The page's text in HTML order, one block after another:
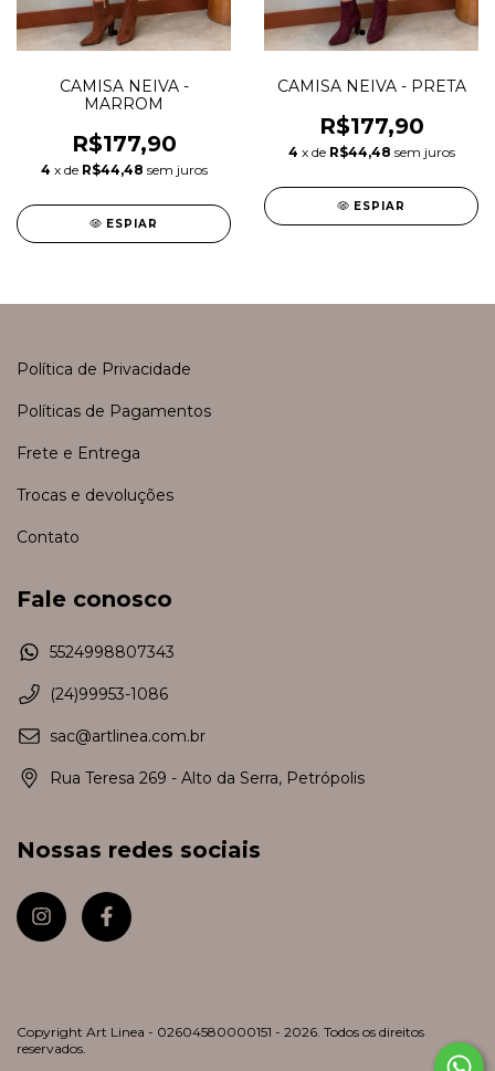
CAMISA NEIVA -
MARROM
R$177,90
4 x de R$44,48 sem juros
ESPIAR
CAMISA NEIVA - PRETA
R$177,90
4 x de R$44,48 sem juros
ESPIAR
Política de Privacidade
Políticas de Pagamentos
Frete e Entrega
Trocas e devoluções
Contato
Fale conosco
5524998807343
(24)99953-1086
sac@artlinea.com.br
Rua Teresa 269 - Alto da Serra, Petrópolis
Nossas redes sociais
Copyright Art Linea - 02604580000151 - 2026. Todos os direitos
reservados.